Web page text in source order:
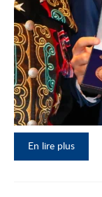
En lire plus